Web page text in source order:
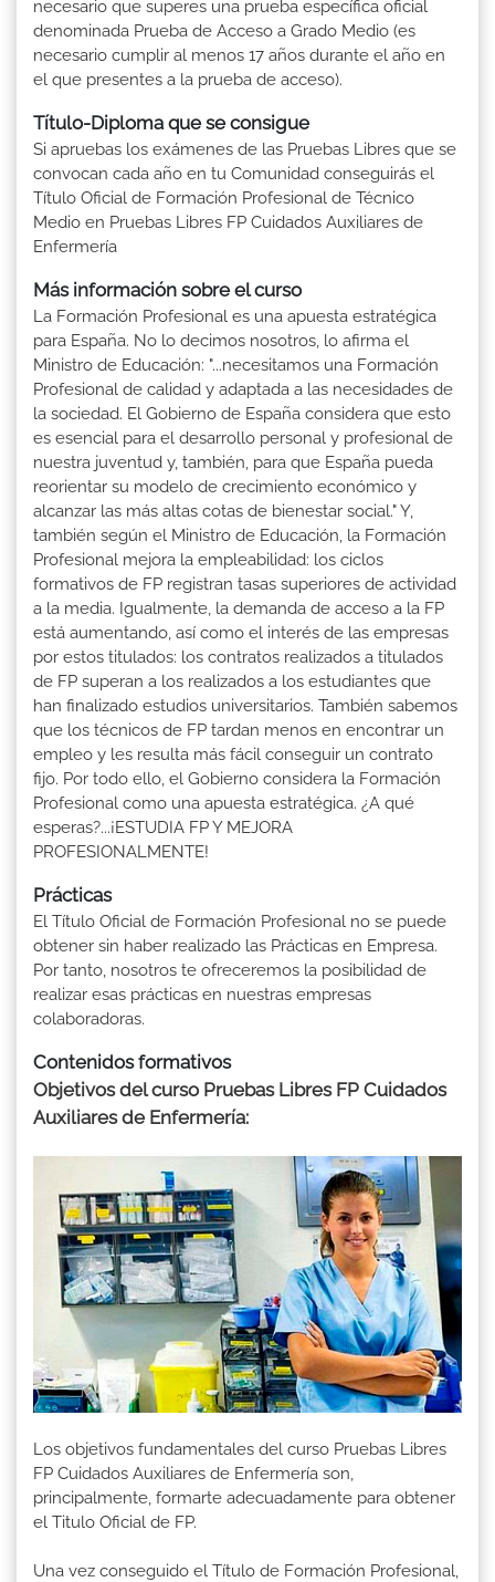
necesario que superes una prueba específica oficial
denominada Prueba de Acceso a Grado Medio (es
necesario cumplir al menos 17 años durante el año en
el que presentes a la prueba de acceso).
Título-Diploma que se consigue
Si apruebas los exámenes de las Pruebas Libres que se
convocan cada año en tu Comunidad conseguirás el
Título Oficial de Formación Profesional de Técnico
Medio en Pruebas Libres FP Cuidados Auxiliares de
Enfermería
Más información sobre el curso
La Formación Profesional es una apuesta estratégica
para España. No lo decimos nosotros, lo afirma el
Ministro de Educación: "...necesitamos una Formación
Profesional de calidad y adaptada a las necesidades de
la sociedad. El Gobierno de España considera que esto
es esencial para el desarrollo personal y profesional de
nuestra juventud y, también, para que España pueda
reorientar su modelo de crecimiento económico y
alcanzar las más altas cotas de bienestar social." Y,
también según el Ministro de Educación, la Formación
Profesional mejora la empleabilidad: los ciclos
formativos de FP registran tasas superiores de actividad
a la media. Igualmente, la demanda de acceso a la FP
está aumentando, así como el interés de las empresas
por estos titulados: los contratos realizados a titulados
de FP superan a los realizados a los estudiantes que
han finalizado estudios universitarios. También sabemos
que los técnicos de FP tardan menos en encontrar un
empleo y les resulta más fácil conseguir un contrato
fijo. Por todo ello, el Gobierno considera la Formación
Profesional como una apuesta estratégica. ¿A qué
esperas?...¡ESTUDIA FP Y MEJORA
PROFESIONALMENTE!
Prácticas
El Título Oficial de Formación Profesional no se puede
obtener sin haber realizado las Prácticas en Empresa.
Por tanto, nosotros te ofreceremos la posibilidad de
realizar esas prácticas en nuestras empresas
colaboradoras.
Contenidos formativos
Objetivos del curso Pruebas Libres FP Cuidados
Auxiliares de Enfermería:
Los objetivos fundamentales del curso Pruebas Libres
FP Cuidados Auxiliares de Enfermería son,
principalmente, formarte adecuadamente para obtener
el Titulo Oficial de FP.
Una vez conseguido el Título de Formación Profesional,